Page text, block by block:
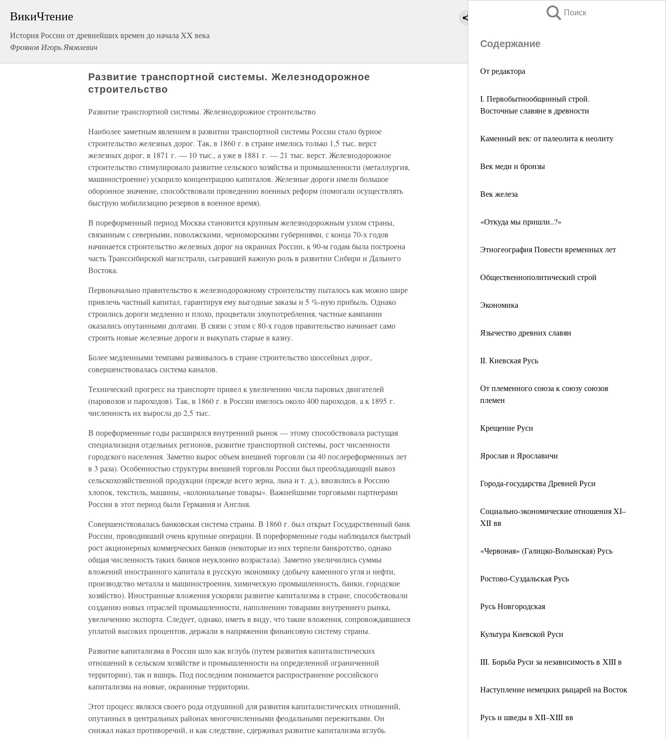
ВикиЧтение
История России от древнейших времен до начала XX века
Фроянов Игорь Яковлевич
Поиск
Содержание
От редактора
I. Первобытнообщинный строй.
Восточные славяне в древности
Каменный век: от палеолита к неолиту
Век меди и бронзы
Век железа
«Откуда мы пришли..?»
Этногеография Повести временных лет
Общественнополитический строй
Экономика
Язычество древних славян
II. Киевская Русь
От племенного союза к союзу союзов
племен
Крещение Руси
Ярослав и Ярославичи
Города-государства Древней Руси
Социально-экономические отношения XI–
XII вв
«Червоная» (Галицко-Волынская) Русь
Ростово-Суздальская Русь
Русь Новгородская
Культура Киевской Руси
III. Борьба Руси за независимость в XIII в
Наступление немецких рыцарей на Восток
Русь и шведы в XII–XIII вв
Развитие транспортной системы. Железнодорожное
строительство
Развитие транспортной системы. Железнодорожное строительство
Наиболее заметным явлением в развитии транспортной системы России стало бурное
строительство железных дорог. Так, в 1860 г. в стране имелось только 1,5 тыс. верст
железных дорог, в 1871 г. — 10 тыс., а уже в 1881 г. — 21 тыс. верст. Железнодорожное
строительство стимулировало развитие сельского хозяйства и промышленности (металлургия,
машиностроение) ускорило концентрацию капиталов. Железные дороги имели большое
оборонное значение, способствовали проведению военных реформ (помогали осуществлять
быструю мобилизацию резервов в военное время).
В пореформенный период Москва становится крупным железнодорожным узлом страны,
связанным с северными, поволжскими, черноморскими губерниями, с конца 70-х годов
начинается строительство железных дорог на окраинах России, к 90-м годам была построена
часть Транссибирской магистрали, сыгравшей важную роль в развитии Сибири и Дальнего
Востока.
Первоначально правительство к железнодорожному строительству пыталось как можно шире
привлечь частный капитал, гарантируя ему выгодные заказы и 5 %-ную прибыль. Однако
строились дороги медленно и плохо, процветали злоупотребления, частные кампании
оказались опутанными долгами. В связи с этим с 80-х годов правительство начинает само
строить новые железные дороги и выкупать старые в казну.
Более медленными темпами развивалось в стране строительство шоссейных дорог,
совершенствовалась система каналов.
Технический прогресс на транспорте привел к увеличению числа паровых двигателей
(паровозов и пароходов). Так, в 1860 г. в России имелось около 400 пароходов, а к 1895 г.
численность их выросла до 2,5 тыс.
В пореформенные годы расширялся внутренний рынок — этому способствовала растущая
специализация отдельных регионов, развитие транспортной системы, рост численности
городского населения. Заметно вырос объем внешней торговли (за 40 послереформенных лет
в 3 раза). Особенностью структуры внешней торговли России был преобладающий вывоз
сельскохозяйственной продукции (прежде всего зерна, льна и т. д.), ввозились в Россию
хлопок, текстиль, машины, «колониальные товары». Важнейшими торговыми партнерами
России в этот период были Германия и Англия.
Совершенствовалась банковская система страны. В 1860 г. был открыт Государственный банк
России, проводивший очень крупные операции. В пореформенные годы наблюдался быстрый
рост акционерных коммерческих банков (некоторые из них терпели банкротство, однако
общая численность таких банков неуклонно возрастала). Заметно увеличились суммы
вложений иностранного капитала в русскую экономику (добычу каменного угля и нефти,
производство металла и машиностроения, химическую промышленность, банки, городское
хозяйство). Иностранные вложения ускоряли развитие капитализма в стране, способствовали
созданию новых отраслей промышленности, наполнению товарами внутреннего рынка,
увеличению экспорта. Следует, однако, иметь в виду, что такие вложения, сопровождавшиеся
уплатой высоких процентов, держали в напряжении финансовую систему страны.
Развитие капитализма в России шло как вглубь (путем развития капиталистических
отношений в сельском хозяйстве и промышленности на определенной ограниченной
территории), так и вширь. Под последним понимается распространение российского
капитализма на новые, окраинные территории.
Этот процесс являлся своего рода отдушиной для развития капиталистических отношений,
опутанных в центральных районах многочисленными феодальными пережитками. Он
снижал накал противоречий, и как следствие, сдерживал развитие капитализма вглубь.